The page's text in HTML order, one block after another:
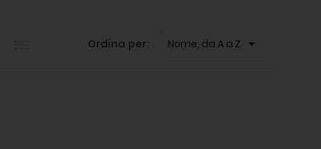
Ordina per: Nome, da A a Z 